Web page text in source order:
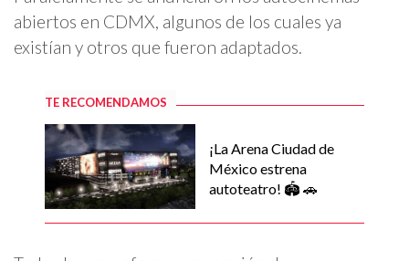
abiertos en CDMX, algunos de los cuales ya
existían y otros que fueron adaptados.
TE RECOMENDAMOS
¡La Arena Ciudad de
México estrena
autoteatro! 🏟️ 🚗